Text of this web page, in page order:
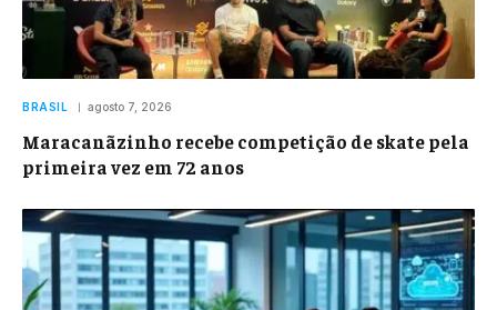
BRASIL agosto 7, 2026
Maracanãzinho recebe competição de skate pela
primeira vez em 72 anos